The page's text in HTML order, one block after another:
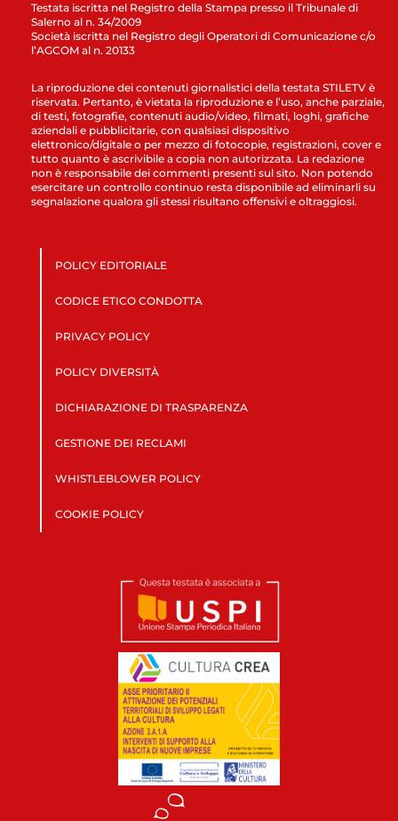
Testata iscritta nel Registro della Stampa presso il Tribunale di
Salerno al n. 34/2009
Società iscritta nel Registro degli Operatori di Comunicazione c/o
l’AGCOM al n. 20133
La riproduzione dei contenuti giornalistici della testata STILETV è
riservata. Pertanto, è vietata la riproduzione e l’uso, anche parziale,
di testi, fotografie, contenuti audio/video, filmati, loghi, grafiche
aziendali e pubblicitarie, con qualsiasi dispositivo
elettronico/digitale o per mezzo di fotocopie, registrazioni, cover e
tutto quanto è ascrivibile a copia non autorizzata. La redazione
non è responsabile dei commenti presenti sul sito. Non potendo
esercitare un controllo continuo resta disponibile ad eliminarli su
segnalazione qualora gli stessi risultano offensivi e oltraggiosi.
POLICY EDITORIALE
CODICE ETICO CONDOTTA
PRIVACY POLICY
POLICY DIVERSITÀ
DICHIARAZIONE DI TRASPARENZA
GESTIONE DEI RECLAMI
WHISTLEBLOWER POLICY
COOKIE POLICY